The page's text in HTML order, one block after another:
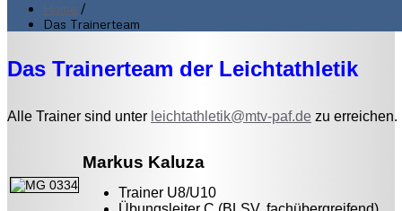
Home /
Das Trainerteam
Das Trainerteam der Leichtathletik
Alle Trainer sind unter leichtathletik@mtv-paf.de zu erreichen.
Markus Kaluza
Trainer U8/U10